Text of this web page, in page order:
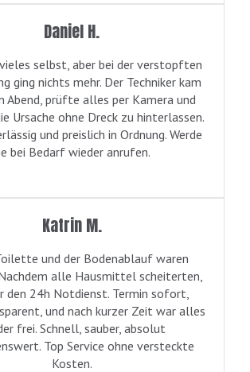
Daniel H.
selbst, aber bei der verstopften
ging nichts mehr. Der Techniker kam
Abend, prüfte alles per Kamera und
Ursache ohne Dreck zu hinterlassen.
und preislich in Ordnung. Werde
bei Bedarf wieder anrufen.
Katrin M.
und der Bodenablauf waren
alle Hausmittel scheiterten,
den 24h Notdienst. Termin sofort,
und nach kurzer Zeit war alles
frei. Schnell, sauber, absolut
Top Service ohne versteckte
Kosten.